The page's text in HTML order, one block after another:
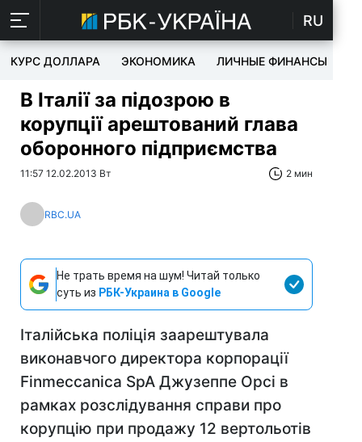
RU
КУРС ДОЛЛАРА ЭКОНОМИКА ЛИЧНЫЕ ФИНАНСЫ
В Італії за підозрою в
корупції арештований глава
оборонного підприємства
11:57 12.02.2013 Вт 2 мин
RBC.UA
Не трать время на шум! Читай только
суть из РБК-Украина в Google
Італійська поліція заарештувала
виконавчого директора корпорації
Finmeccanica SpA Джузеппе Орсі в
рамках розслідування справи про
корупцію при продажу 12 вертольотів